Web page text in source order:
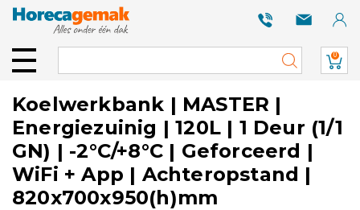
0
Koelwerkbank | MASTER |
Energiezuinig | 120L | 1 Deur (1/1
GN) | -2°C/+8°C | Geforceerd |
WiFi + App | Achteropstand |
820x700x950(h)mm